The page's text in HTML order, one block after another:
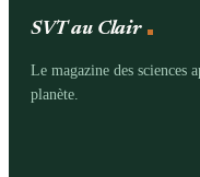
SVT au Clair
Le magazine des sciences
planète.